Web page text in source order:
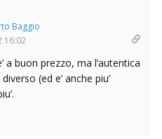
Baggio
16:02
a buon prezzo, ma l’autentica
(ed e’ anche piu’